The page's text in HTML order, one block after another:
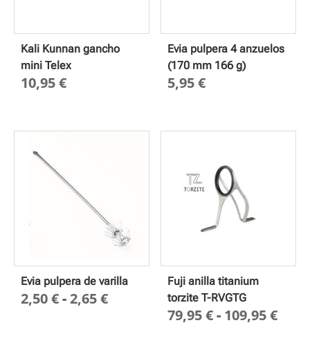
Kali Kunnan gancho
mini Telex
10,95€
Evia pulpera 4 anzuelos
(170 mm 166 g)
5,95€
Evia pulpera de varilla
2,50€-2,65€Rango
Fuji anilla titanium
torzite T-RVGTG
79,95€- 109,95€